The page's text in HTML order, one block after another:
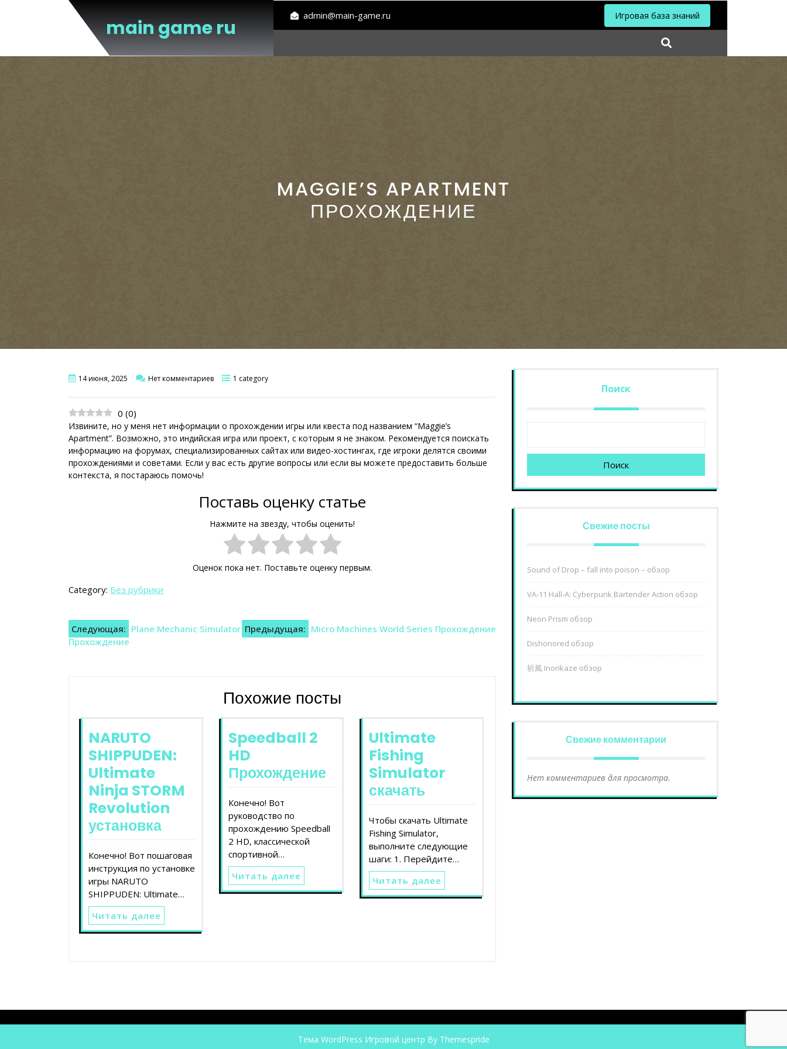
main game ru
admin@main-game.ru Игровая база знаний
MAGGIE’S APARTMENT
ПРОХОЖДЕНИЕ
14 июня, 2025 Нет комментариев 1 category
0 (0)
Извините, но у меня нет информации о прохождении игры или квеста под названием “Maggie’s
Apartment”. Возможно, это индийская игра или проект, с которым я не знаком. Рекомендуется поискать
информацию на форумах, специализированных сайтах или видео-хостингах, где игроки делятся своими
прохождениями и советами. Если у вас есть другие вопросы или если вы можете предоставить больше
контекста, я постараюсь помочь!
Поставь оценку статье
Нажмите на звезду, чтобы оценить!
Оценок пока нет. Поставьте оценку первым.
Category: Без рубрики
Навигация
по
Предыдущая: Micro Machines World Series Прохождение
Следующая: Plane Mechanic Simulator
Прохождение
Похожие посты
NARUTO
SHIPPUDEN:
Ultimate
Ninja STORM
Revolution
установка
Конечно! Вот пошаговая
инструкция по установке
игры NARUTO
SHIPPUDEN: Ultimate…
Читать далее
Speedball 2
HD
Прохождение
Конечно! Вот
руководство по
прохождению Speedball
2 HD, классической
спортивной…
Читать далее
Ultimate
Fishing
Simulator
скачать
Чтобы скачать Ultimate
Fishing Simulator,
выполните следующие
шаги: 1. Перейдите…
Читать далее
Поиск
Поиск
Свежие посты
Sound of Drop – fall into poison – обзор
VA-11 Hall-A: Cyberpunk Bartender Action обзор
Neon Prism обзор
Dishonored обзор
祈風 Inorikaze обзор
Свежие комментарии
Нет комментариев для просмотра.
Тема WordPress Игровой центр By Themespride